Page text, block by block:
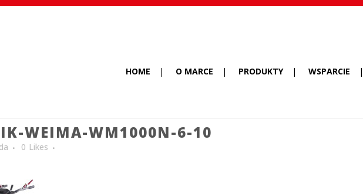
HOME O MARCE PRODUKTY WSPARCIE
WEIMA-WM1000N-6-10
0 Likes